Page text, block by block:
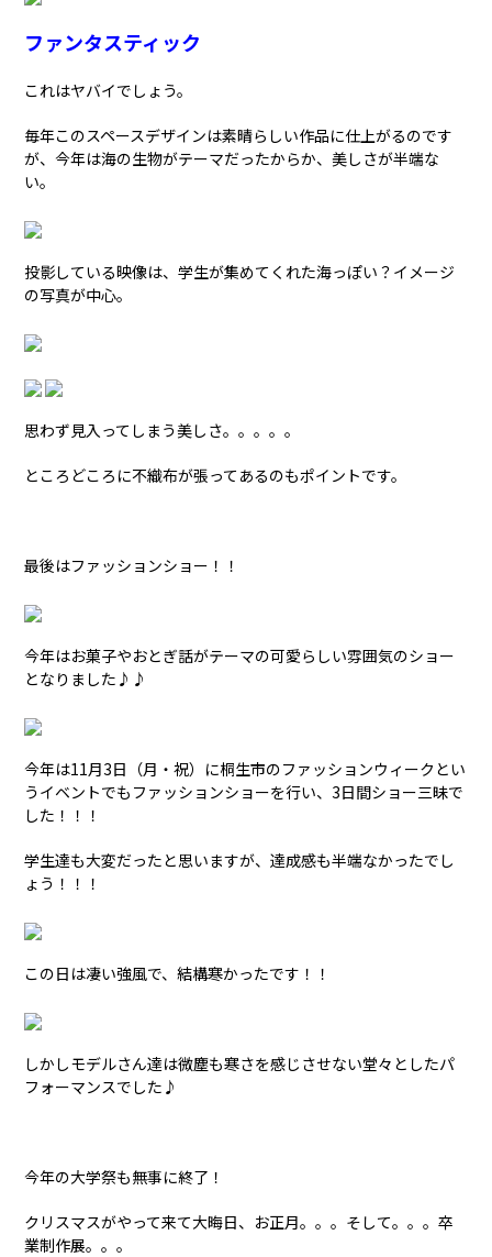
ファンタスティック
これはヤバイでしょう。
毎年このスペースデザインは素晴らしい作品に仕上がるのです
が、今年は海の生物がテーマだったからか、美しさが半端な
い。
投影している映像は、学生が集めてくれた海っぽい？イメージ
の写真が中心。
思わず見入ってしまう美しさ。。。。。
ところどころに不織布が張ってあるのもポイントです。
最後はファッションショー！！
今年はお菓子やおとぎ話がテーマの可愛らしい雰囲気のショー
となりました♪♪
今年は11月3日（月・祝）に桐生市のファッションウィークとい
うイベントでもファッションショーを行い、3日間ショー三昧で
した！！！
学生達も大変だったと思いますが、達成感も半端なかったでし
ょう！！！
この日は凄い強風で、結構寒かったです！！
しかしモデルさん達は微塵も寒さを感じさせない堂々としたパ
フォーマンスでした♪
今年の大学祭も無事に終了！
クリスマスがやって来て大晦日、お正月。。。そして。。。卒
業制作展。。。